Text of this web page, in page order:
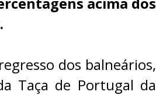
dos balneários,
Taça de Portugal da